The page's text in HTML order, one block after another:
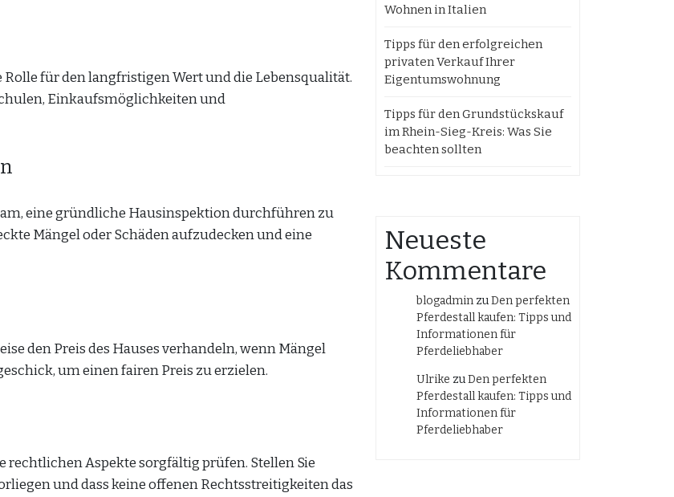
für den langfristigen Wert und die Lebensqualität.
Einkaufsmöglichkeiten und
eine gründliche Hausinspektion durchführen zu
Mängel oder Schäden aufzudecken und eine
den Preis des Hauses verhandeln, wenn Mängel
um einen fairen Preis zu erzielen.
rechtlichen Aspekte sorgfältig prüfen. Stellen Sie
und dass keine offenen Rechtsstreitigkeiten das
Wohnen in Italien
Tipps für den erfolgreichen
privaten Verkauf Ihrer
Eigentumswohnung
Tipps für den Grundstückskauf
im Rhein-Sieg-Kreis: Was Sie
beachten sollten
Neueste
Kommentare
blogadmin zuDen perfekten
Pferdestall kaufen: Tipps und
Informationen für
Pferdeliebhaber
Ulrike zuDen perfekten
Pferdestall kaufen: Tipps und
Informationen für
Pferdeliebhaber